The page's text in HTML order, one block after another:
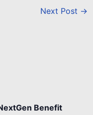
Next Post →
Benefit